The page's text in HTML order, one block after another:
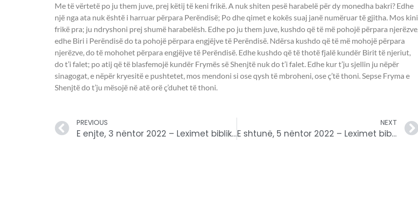
Me të vërtetë po ju them juve, prej këtij të keni frikë. A nuk shiten pesë harabelë për dy monedha bakri? Edhe
një nga ata nuk është i harruar përpara Perëndisë; Po dhe qimet e kokës suaj janë numëruar të gjitha. Mos kini
frikë pra; ju ndryshoni prej shumë harabelësh. Edhe po ju them juve, kushdo që të më pohojë përpara njerëzve,
edhe Biri i Perëndisë do ta pohojë përpara engjëjve të Perëndisë. Ndërsa kushdo që të më mohojë përpara
njerëzve, do të mohohet përpara engjëjve të Perëndisë. Edhe kushdo që të thotë fjalë kundër Birit të njeriut,
do t’i falet; po atij që të blasfemojë kundër Frymës së Shenjtë nuk do t’i falet. Edhe kur t’ju sjellin ju nëpër
sinagogat, e nëpër kryesitë e pushtetet, mos mendoni si ose qysh të mbroheni, ose ç’të thoni. Sepse Fryma e
Shenjtë do t’ju mësojë në atë orë ç’duhet të thoni.
PREVIOUS
E enjte, 3 nëntor 2022 – Leximet biblike.
NEXT
E shtunë, 5 nëntor 2022 – Leximet biblike.